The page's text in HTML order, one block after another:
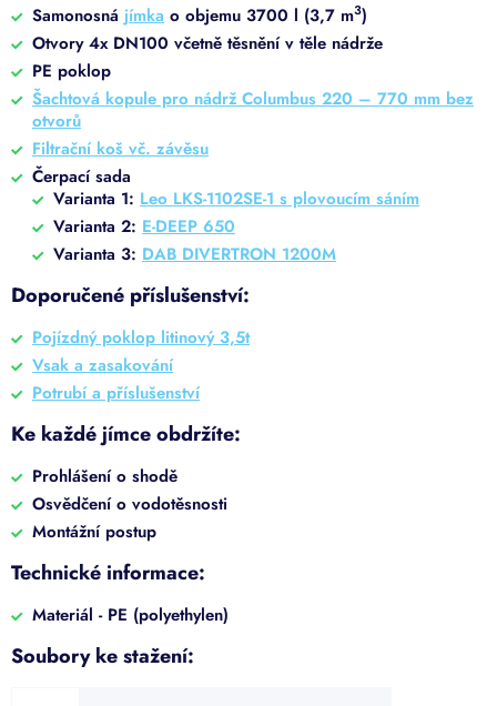
Samonosná jímka o objemu 3700 l (3,7 m3)
Otvory 4x DN100 včetně těsnění v těle nádrže
PE poklop
Šachtová kopule pro nádrž Columbus 220 – 770 mm bez
otvorů
Filtrační koš vč. závěsu
Čerpací sada
Varianta 1: Leo LKS-1102SE-1 s plovoucím sáním
Varianta 2: E-DEEP 650
Varianta 3: DAB DIVERTRON 1200M
Doporučené příslušenství:
Pojízdný poklop litinový 3,5t
Vsak a zasakování
Potrubí a příslušenství
Ke každé jímce obdržíte:
Prohlášení o shodě
Osvědčení o vodotěsnosti
Montážní postup
Technické informace:
Materiál - PE (polyethylen)
Soubory ke stažení: